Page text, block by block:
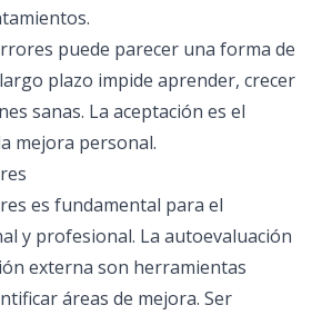
puede parecer una forma de
plazo impide aprender, crecer
sanas. La aceptación es el
mejora personal.
es fundamental para el
y profesional. La autoevaluación
externa son herramientas
áreas de mejora. Ser